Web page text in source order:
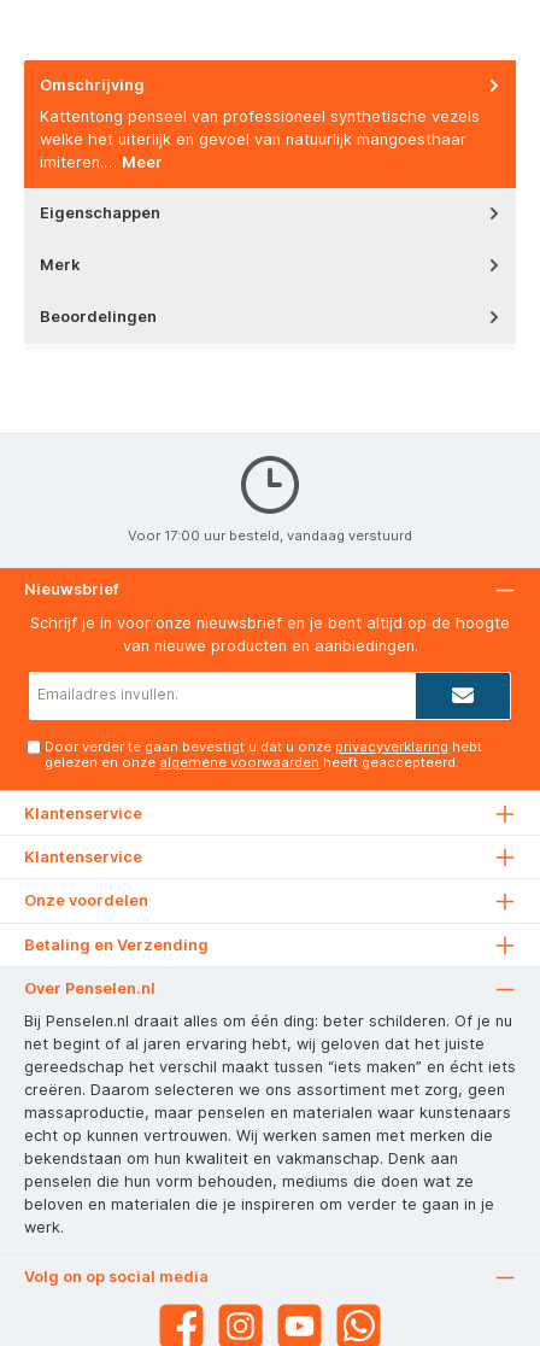
Omschrijving
Kattentong penseel van professioneel synthetische vezels
welke het uiterlijk en gevoel van natuurlijk mangoesthaar
imiteren.… Meer
Eigenschappen
Merk
Beoordelingen
Voor 17:00 uur besteld, vandaag verstuurd
Nieuwsbrief
Schrijf je in voor onze nieuwsbrief en je bent altijd op de hoogte
van nieuwe producten en aanbiedingen.
Door verder te gaan bevestigt u dat u onze privacyverklaring hebt
gelezen en onze algemene voorwaarden heeft geaccepteerd.
Klantenservice
Klantenservice
Onze voordelen
Betaling en Verzending
Over Penselen.nl
Bij Penselen.nl draait alles om één ding: beter schilderen. Of je nu
net begint of al jaren ervaring hebt, wij geloven dat het juiste
gereedschap het verschil maakt tussen “iets maken” en écht iets
creëren. Daarom selecteren we ons assortiment met zorg, geen
massaproductie, maar penselen en materialen waar kunstenaars
echt op kunnen vertrouwen. Wij werken samen met merken die
bekendstaan om hun kwaliteit en vakmanschap. Denk aan
penselen die hun vorm behouden, mediums die doen wat ze
beloven en materialen die je inspireren om verder te gaan in je
werk.
Volg on op social media